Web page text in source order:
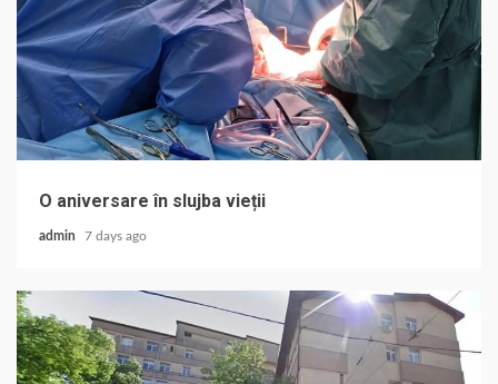
O aniversare în slujba vieții
admin 7 days ago